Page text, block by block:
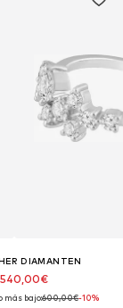
DIAMANTEN
540,00€
más bajo:600,00€-10%